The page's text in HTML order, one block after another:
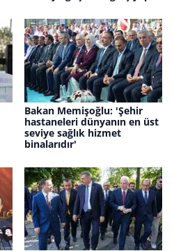
Bakan Memişoğlu: 'Şehir
hastaneleri dünyanın en üst
seviye sağlık hizmet
binalarıdır'